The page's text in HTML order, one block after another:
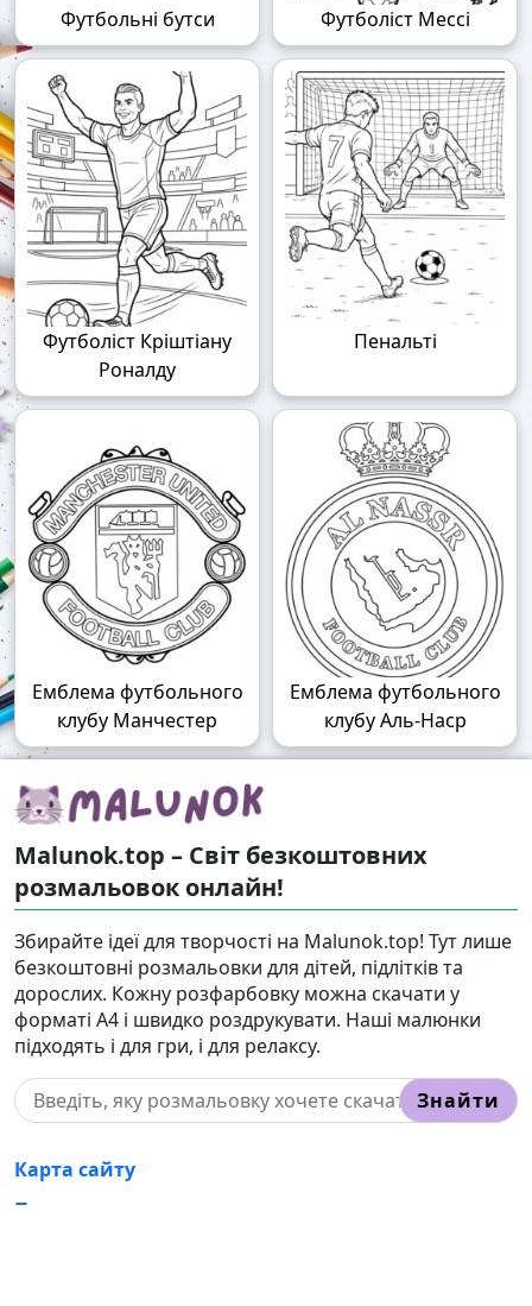
Футбольні бутси Футболіст Мессі
Футболіст Кріштіану
Роналду
Пенальті
Емблема футбольного
клубу Манчестер
Емблема футбольного
клубу Аль-Наср
Malunok.top – Світ безкоштовних
розмальовок онлайн!
Збирайте ідеї для творчості на Malunok.top! Тут лише
безкоштовні розмальовки для дітей, підлітків та
дорослих. Кожну розфарбовку можна скачати у
форматі А4 і швидко роздрукувати. Наші малюнки
підходять і для гри, і для релаксу.
Знайти
Карта сайту
Правовласникам